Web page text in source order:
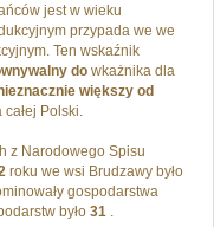
jest w wieku
przypada we we
Ten wskaźnik
do wkażnika dla
większy od
Polski.
z Narodowego Spisu
roku we wsi Brudzawy było
gospodarstwa
było 31 .